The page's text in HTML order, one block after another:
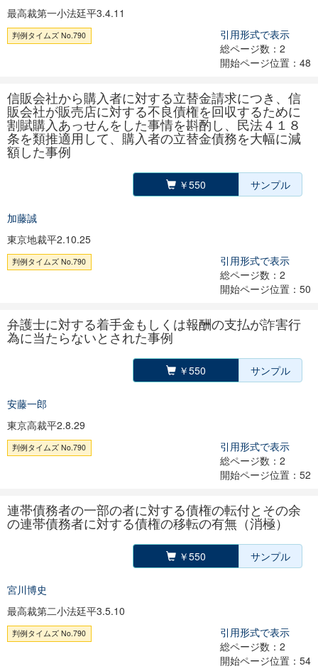
最高裁第一小法廷平3.4.11
判例タイムズ No.790
引用形式で表示
総ページ数：2
開始ページ位置：48
信販会社から購入者に対する立替金請求につき、信
販会社が販売店に対する不良債権を回収するために
割賦購入あっせんをした事情を斟酌し、民法４１８
条を類推適用して、購入者の立替金債務を大幅に減
額した事例
￥550 サンプル
加藤誠
東京地裁平2.10.25
判例タイムズ No.790
引用形式で表示
総ページ数：2
開始ページ位置：50
弁護士に対する着手金もしくは報酬の支払が詐害行
為に当たらないとされた事例
￥550 サンプル
安藤一郎
東京高裁平2.8.29
判例タイムズ No.790
引用形式で表示
総ページ数：2
開始ページ位置：52
連帯債務者の一部の者に対する債権の転付とその余
の連帯債務者に対する債権の移転の有無（消極）
￥550 サンプル
宮川博史
最高裁第二小法廷平3.5.10
判例タイムズ No.790
引用形式で表示
総ページ数：2
開始ページ位置：54